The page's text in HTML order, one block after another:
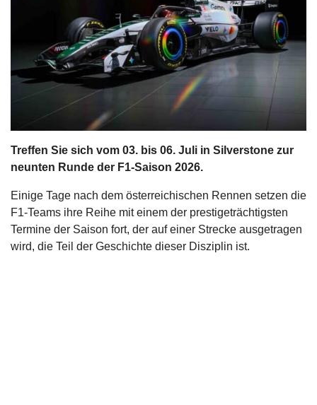
Treffen Sie sich vom 03. bis 06. Juli in Silverstone zur
neunten Runde der F1-Saison 2026.
Einige Tage nach dem österreichischen Rennen setzen die
F1-Teams ihre Reihe mit einem der prestigeträchtigsten
Termine der Saison fort, der auf einer Strecke ausgetragen
wird, die Teil der Geschichte dieser Disziplin ist.